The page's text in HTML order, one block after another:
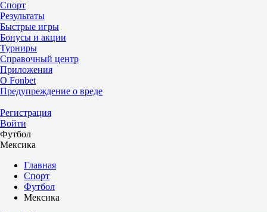
Спорт
Результаты
Быстрые игры
Бонусы и акции
Турниры
Справочный центр
Приложения
О Fonbet
Предупреждение о вреде
Регистрация
Войти
Футбол
Мексика
Главная
Спорт
Футбол
Мексика